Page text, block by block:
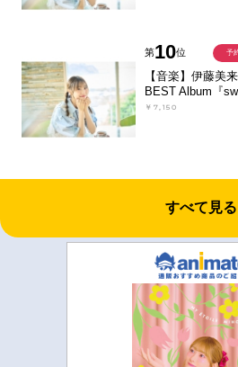
第10位
【音楽】伊藤美
BEST Album『
￥7,150
予
すべて見る